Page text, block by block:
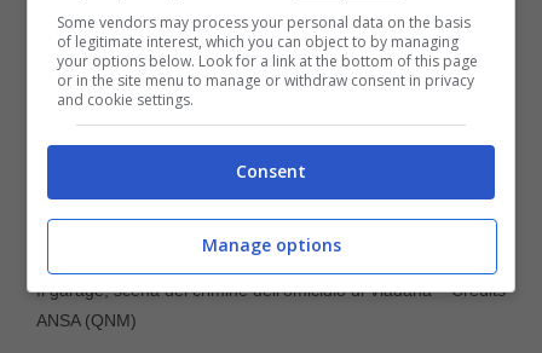
Il garage, scena del crimine dell’omicidio di Viadana – Credits
ANSA (QNM)
Some vendors may process your personal data on the basis
of legitimate interest, which you can object to by managing
your options below. Look for a link at the bottom of this page
or in the site menu to manage or withdraw consent in privacy
and cookie settings.
Consent
Manage options